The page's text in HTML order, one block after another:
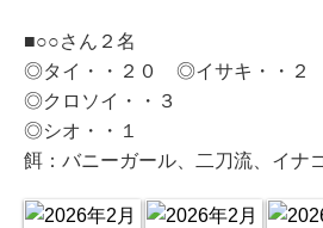
■○○さん２名
◎タイ・・２０ ◎イサキ・・
◎クロソイ・・３
◎シオ・・１
餌：バニーガール、二刀流、イナ